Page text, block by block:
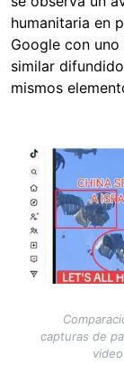
humanitaria en
Google con
similar
mismos
Image
capturas de